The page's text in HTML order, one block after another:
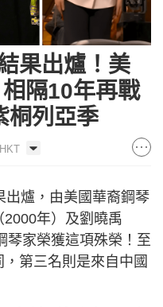
果出爐！美
隔10年再戰
桐列亞季
出爐，由美國華裔鋼琴
年）及劉曉禹
琴家榮獲這項殊榮！至
第三名則是來自中國